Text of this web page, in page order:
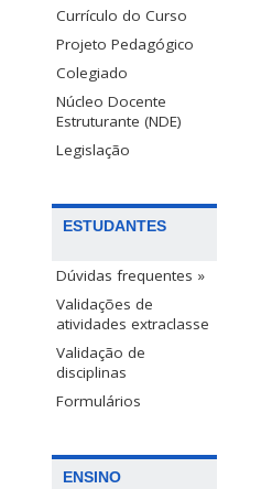
Currículo do Curso
Projeto Pedagógico
Colegiado
Núcleo Docente
Estruturante (NDE)
Legislação
ESTUDANTES
Dúvidas frequentes »
Validações de
atividades extraclasse
Validação de
disciplinas
Formulários
ENSINO